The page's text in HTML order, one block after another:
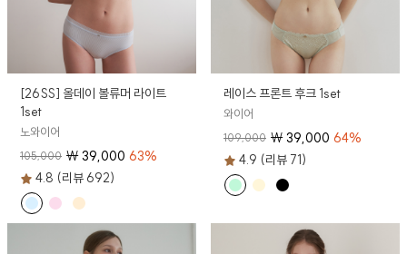
[26SS] 올데이 볼류머 라이트
1set
노와이어
105,000 ₩39,000 63%
4.8 (리뷰 692)
레이스 프론트 후크 1set
와이어
109,000 ₩39,000 64%
4.9 (리뷰 71)